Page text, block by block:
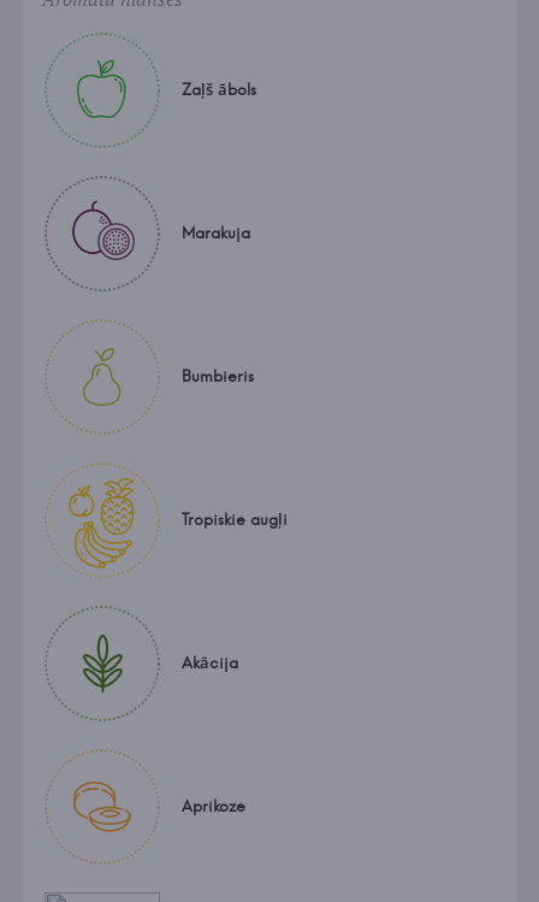
Zaļš ābols
Marakuja
Bumbieris
Tropiskie augļi
Akācija
Aprikoze